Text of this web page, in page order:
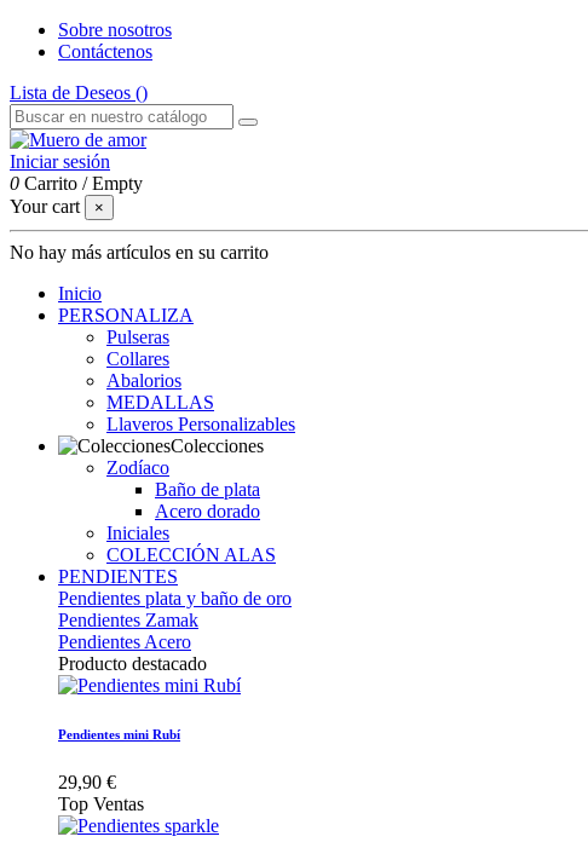
Sobre nosotros
Contáctenos
Lista de Deseos ()
Iniciar sesión
0 Carrito /Empty
Your cart
×
No hay más artículos en su carrito
Inicio
PERSONALIZA
Pulseras
Collares
Abalorios
MEDALLAS
Llaveros Personalizables
Colecciones
Zodíaco
Baño de plata
Acero dorado
Iniciales
COLECCIÓN ALAS
PENDIENTES
Pendientes plata y baño de oro
Pendientes Zamak
Pendientes Acero
Producto destacado
Pendientes mini Rubí
29,90 €
Top Ventas